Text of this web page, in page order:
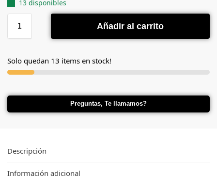
13 disponibles
Añadir al carrito
Solo quedan 13 items en stock!
Preguntas, Te llamamos?
Descripción
Información adicional